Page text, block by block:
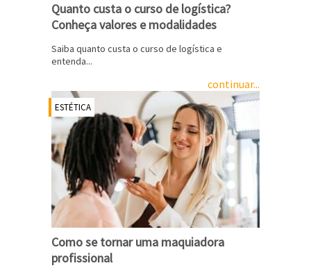
Quanto custa o curso de logística?
Conheça valores e modalidades
Saiba quanto custa o curso de logística e
entenda...
continuar...
ESTÉTICA
Como se tornar uma maquiadora
profissional